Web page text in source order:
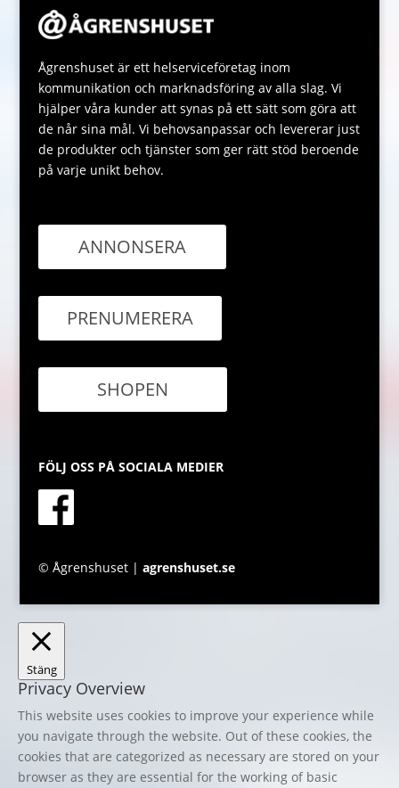
Ågrenshuset är ett helserviceföretag inom
kommunikation och marknadsföring av alla slag. Vi
hjälper våra kunder att synas på ett sätt som göra att
de når sina mål. Vi behovsanpassar och levererar just
de produkter och tjänster som ger rätt stöd beroende
på varje unikt behov.
ANNONSERA
PRENUMERERA
SHOPEN
FÖLJ OSS PÅ SOCIALA MEDIER
© Ågrenshuset | agrenshuset.se
Stäng
Privacy Overview
This website uses cookies to improve your experience while
you navigate through the website. Out of these cookies, the
cookies that are categorized as necessary are stored on your
browser as they are essential for the working of basic